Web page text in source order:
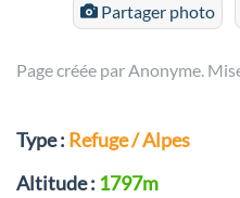
Partager photo
Page créée par Anonyme.
Type : Refuge / Alpes
Altitude : 1797m